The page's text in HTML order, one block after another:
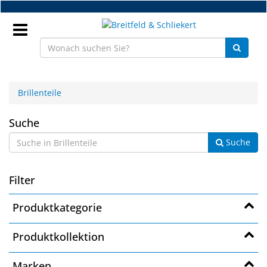
Zum
Hauptinhalt
springen
NEU
Brillenteile
Werkstatt
Handelsware
Sport
Brillenteile
Brillenteile
Suche
Suche
Filter
Produktkategorie
Produktkollektion